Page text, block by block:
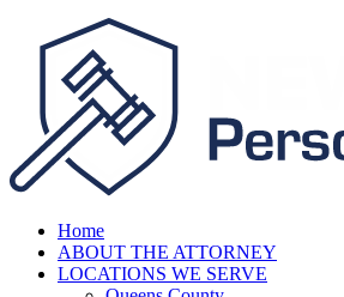
Home
ABOUT THE ATTORNEY
LOCATIONS WE SERVE